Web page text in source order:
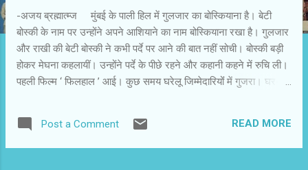
-अजय ब्रह्मात्‍म्‍ज मुंबई के पाली हिल में गुलजार का बोस्कियाना है। बेटी
बोस्‍की के नाम पर उन्‍होंने अपने आशियाने का नाम बोस्कियाना रखा है। गुलजार
और राखी की बेटी बोस्‍की ने कभी पर्दे पर आने की बात नहीं सोची। बोस्‍की बड़ी
होकर मेघना कहलायीं। उन्‍होंने पर्दे के पीछे रहने और कहानी कहने में रुचि ली।
पहली फिल्‍म ‘ फिलहाल ’ आई। कुछ समय घरेलू जिम्‍मेदारियोंं में गुजरा। घर-
भारद्वाज का साथ मिला। ‘ तलवार ’ बनी और अब रिलीज हो रही है।
मेघना टोरंटो फिल्‍म फस्टिवल से लौटी हैं। वहां इस फिल्‍म को अपेक्षित सराहना
Post a Comment READ MORE